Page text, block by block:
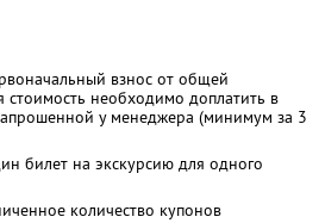
взнос от общей
стоимость необходимо доплатить в
у менеджера (минимум за 3
билет на экскурсию для одного
количество купонов